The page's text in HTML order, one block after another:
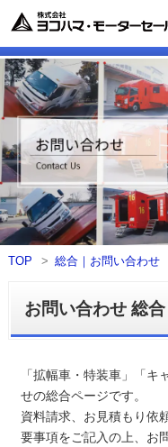
TOP 総合｜お問い合わせ
お問い合わせ 総合
「拡幅車・特装車」「
せの総合ページです。
資料請求、お見積もり依
要事項をご記入の上、お